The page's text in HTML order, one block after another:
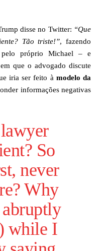
disse no Twitter: “Que
Tão triste!”, fazendo
pelo próprio Michael – e
que o advogado discute
iria ser feito à modelo da
informações negativas
So
never
Why
abruptly
while I